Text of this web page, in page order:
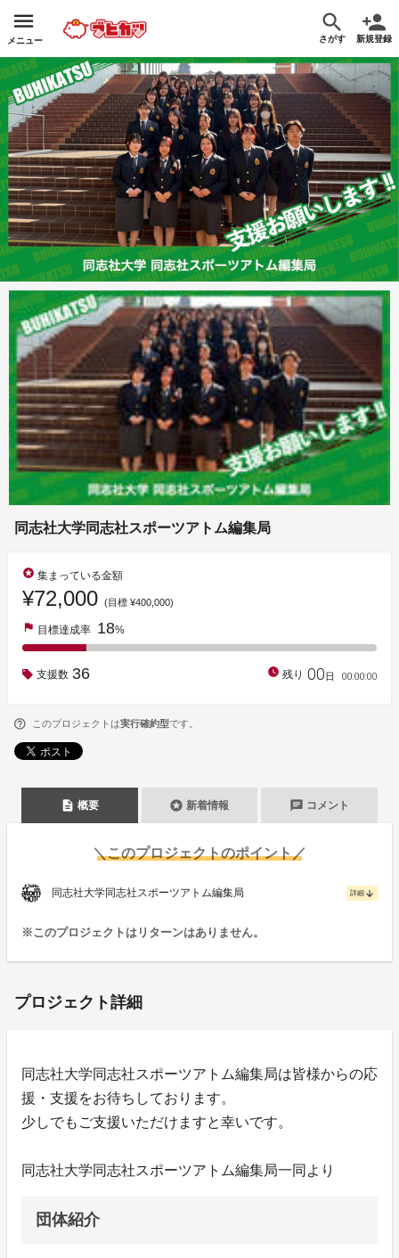
メニュー さがす 新規登録
同志社大学同志社スポーツアトム編集局
stars 集まっている金額
¥72,000 (目標 ¥400,000)
flag 目標達成率 18%
支援数 36 watch_later 残り 00日 00:00:00
このプロジェクトは実行確約型です。
description 概要 stars 新着情報 chat コメント
＼このプロジェクトのポイント／
同志社大学同志社スポーツアトム編集局 詳細 arrow_downward
※このプロジェクトはリターンはありません。
プロジェクト詳細
同志社大学同志社スポーツアトム編集局は皆様からの応
援・支援をお待ちしております。
少しでもご支援いただけますと幸いです。
同志社大学同志社スポーツアトム編集局一同より
団体紹介